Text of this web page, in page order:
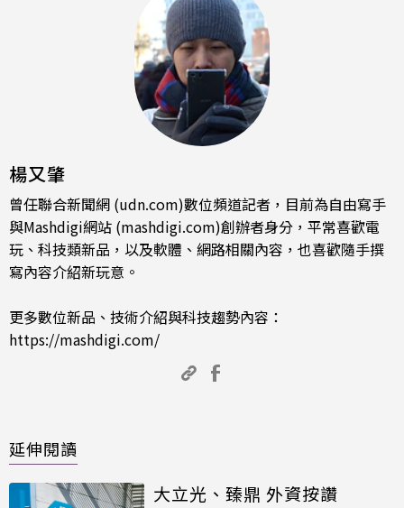
楊又肇
曾任聯合新聞網 (udn.com)數位頻道記者，目前為自由寫手
與Mashdigi網站 (mashdigi.com)創辦者身分，平常喜歡電
玩、科技類新品，以及軟體、網路相關內容，也喜歡隨手撰
寫內容介紹新玩意。
更多數位新品、技術介紹與科技趨勢內容：
https://mashdigi.com/
延伸閱讀
大立光、臻鼎 外資按讚